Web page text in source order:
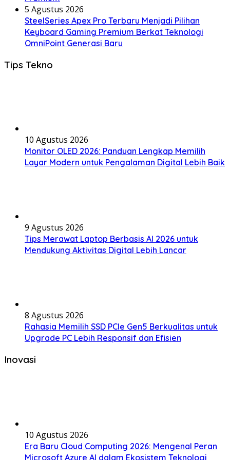
5 Agustus 2026
SteelSeries Apex Pro Terbaru Menjadi Pilihan
Keyboard Gaming Premium Berkat Teknologi
OmniPoint Generasi Baru
Tips Tekno
10 Agustus 2026
Monitor OLED 2026: Panduan Lengkap Memilih
Layar Modern untuk Pengalaman Digital Lebih Baik
9 Agustus 2026
Tips Merawat Laptop Berbasis AI 2026 untuk
Mendukung Aktivitas Digital Lebih Lancar
8 Agustus 2026
Rahasia Memilih SSD PCIe Gen5 Berkualitas untuk
Upgrade PC Lebih Responsif dan Efisien
Inovasi
10 Agustus 2026
Era Baru Cloud Computing 2026: Mengenal Peran
Microsoft Azure AI dalam Ekosistem Teknologi